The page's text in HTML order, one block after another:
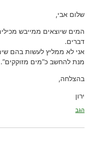
שלום אבי,
המים שיוצאים ממייבש
דברים.
אני לא ממליץ לעשות בהם
מנת להחשב כ”מים מזוקקים”.
בהצלחה,
ירון
הגב